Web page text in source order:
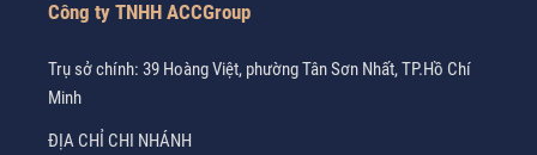
Công ty TNHH ACCGroup
Trụ sở chính: 39 Hoàng Việt, phường Tân Sơn Nhất, TP.Hồ Chí
Minh
ĐỊA CHỈ CHI NHÁNH